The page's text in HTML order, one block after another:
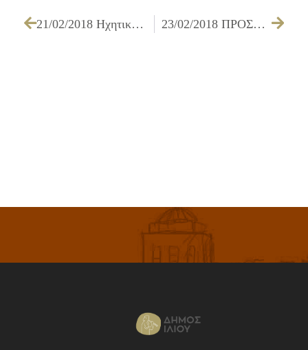
21/02/2018 Ηχητική κάλυψη των Υπηρεσιών του Δήμου Ιλίου 23/02/2018 ΠΡΟΣΚΛΗΣΗ ΤΩΝ ΜΕΛΩΝ ΤΗΣ ΟΙΚΟΝΟΜΙΚΗΣ ΕΠΙΤΡΟΠΗΣ ΓΙΑ ΤΗΝ 01/03/2018